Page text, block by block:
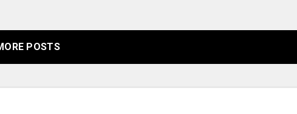
POSTS